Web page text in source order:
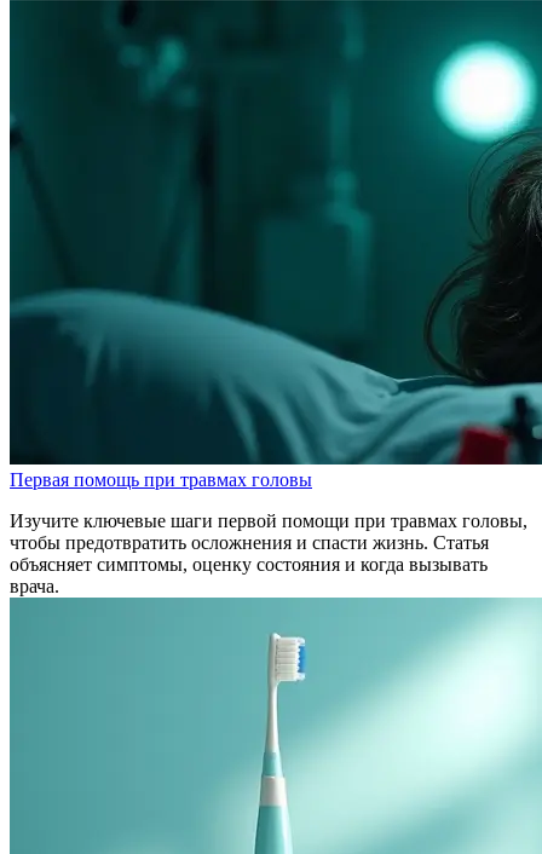
Первая помощь при травмах головы
Изучите ключевые шаги первой помощи при травмах головы,
чтобы предотвратить осложнения и спасти жизнь. Статья
объясняет симптомы, оценку состояния и когда вызывать
врача.